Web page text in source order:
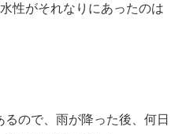
性がそれなりにあったのは
ので、雨が降った後、何日